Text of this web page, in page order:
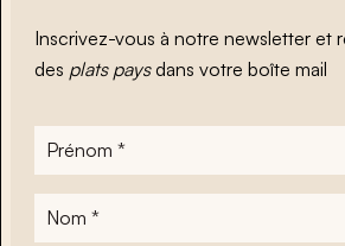
Inscrivez-vous à notre newsletter et
des plats paysdans votre boîte mail
Prénom
Nom